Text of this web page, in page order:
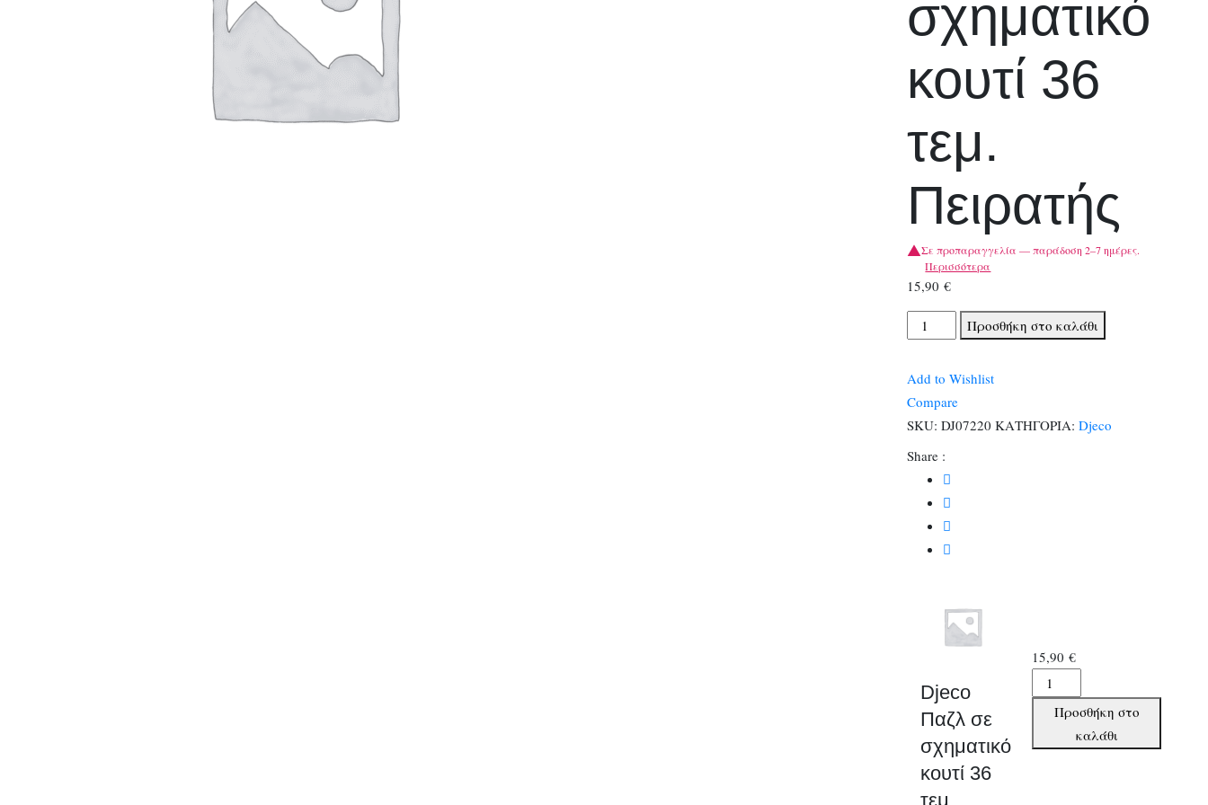
σχηματικό
κουτί 36
τεμ.
Πειρατής
Σε προπαραγγελία — παράδοση 2–7 ημέρες.
Περισσότερα
15,90€
Djeco
Παζλ
κουτί
τεμ.
Πειρατής
ποσότητα
Προσθήκη στο καλάθι
Add to Wishlist
Compare
SKU: DJ07220 ΚΑΤΗΓΟΡΙΑ: Djeco
Share :
Djeco
Παζλ σε
σχηματικό
κουτί 36
τεμ.
15,90€
Djeco
Παζλ
σχηματικό
Προσθήκη στο
καλάθι